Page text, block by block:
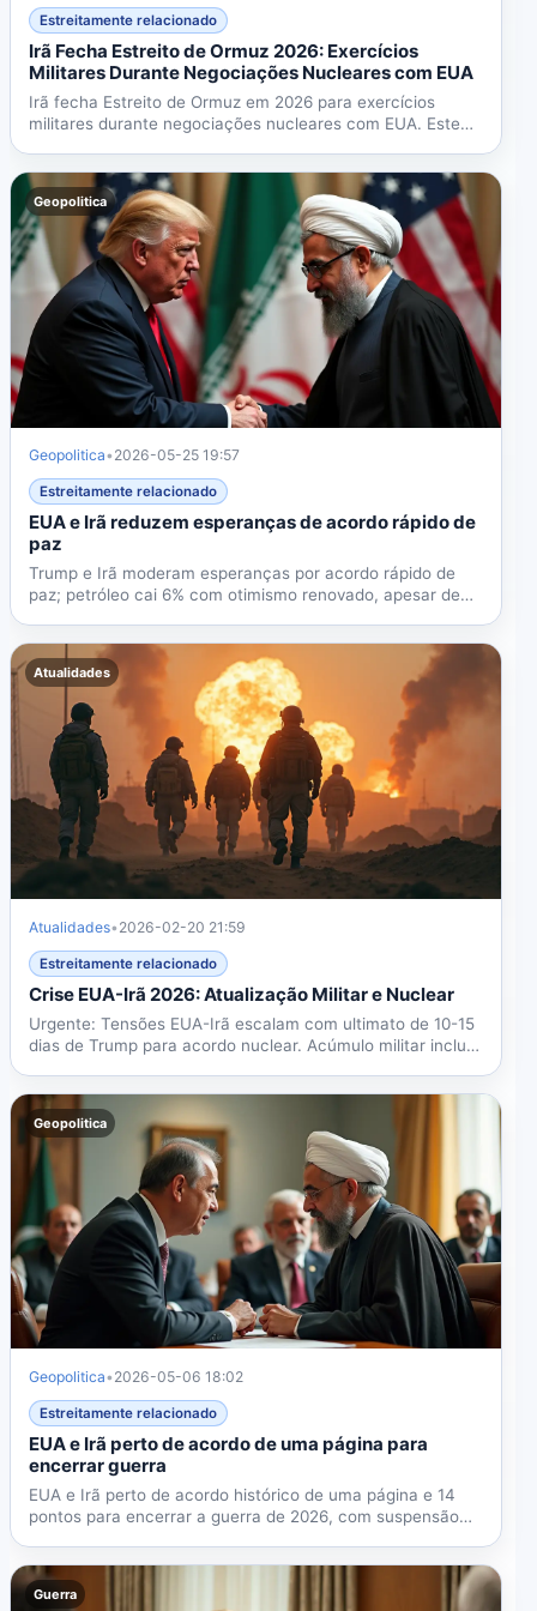
Estreitamente relacionado
Irã Fecha Estreito de Ormuz 2026: Exercícios
Militares Durante Negociações Nucleares com EUA
Irã fecha Estreito de Ormuz em 2026 para exercícios
militares durante negociações nucleares com EUA. Este
Geopolitica
Geopolitica• 2026-05-25 19:57
Estreitamente relacionado
EUA e Irã reduzem esperanças de acordo rápido de
paz
Trump e Irã moderam esperanças por acordo rápido de
paz; petróleo cai 6% com otimismo renovado, apesar de
Atualidades
Atualidades• 2026-02-20 21:59
Estreitamente relacionado
Crise EUA-Irã 2026: Atualização Militar e Nuclear
Urgente: Tensões EUA-Irã escalam com ultimato de 10-15
dias de Trump para acordo nuclear. Acúmulo militar inclui
Geopolitica
Geopolitica• 2026-05-06 18:02
Estreitamente relacionado
EUA e Irã perto de acordo de uma página para
encerrar guerra
EUA e Irã perto de acordo histórico de uma página e 14
pontos para encerrar a guerra de 2026, com suspensão
Guerra